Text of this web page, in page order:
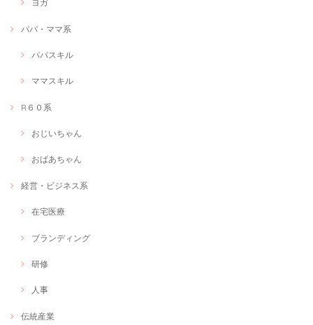
性の働き方について、よく知ることが出来ました。先を見据えたキャリ
ア形成のアイデアをたくさんいただけてとても良かったです！
今回は、webで使用するサムネを作成していただきました。こちらのイ
とても満足です。 何度もこちらの修正にも細かく対応いただけて、作品
またお願いしようと思います
うな作品が良いかを丁寧に聞いていただき、わたし自身の日々の活動を
事務所に飾らせていただきます！ありがとうございました！！
ヨガ
パパ・ママ系
パパスキル
ママスキル
R６０系
おじいちゃん
おばあちゃん
経営・ビジネス系
在宅医療
ブランディング
研修
人事
伝統産業